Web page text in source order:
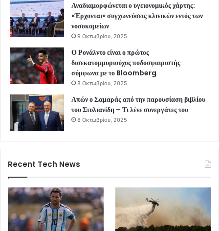
Αναδιαμορφώνεται ο υγειονομικός χάρτης:
«Έρχονται» συγχωνεύσεις κλινικών εντός των
νοσοκομείων
9 Οκτωβρίου, 2025
Ο Ρονάλντο είναι ο πρώτος
δισεκατομμυριούχος ποδοσφαιριστής
σύμφωνα με το Bloomberg
8 Οκτωβρίου, 2025
Απών ο Σαμαράς από την παρουσίαση βιβλίου
του Στυλιανίδη – Τι λένε συνεργάτες του
8 Οκτωβρίου, 2025
Recent Tech News